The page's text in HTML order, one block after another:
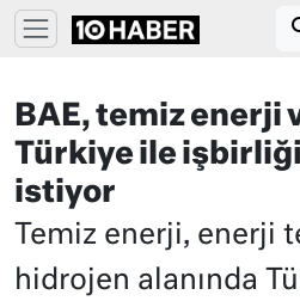
BAE, temiz enerji
Türkiye ile
istiyor
Temiz enerji, enerji
hidrojen alanında